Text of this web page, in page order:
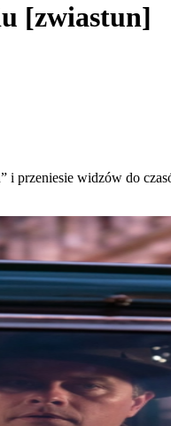
[zwiastun]
i przeniesie widzów do